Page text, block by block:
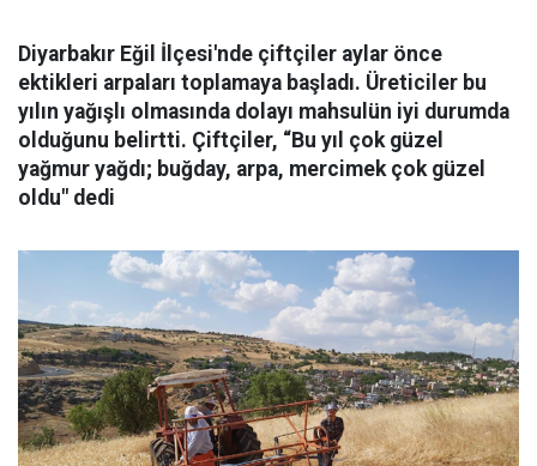
Diyarbakır Eğil İlçesi'nde çiftçiler aylar önce
ektikleri arpaları toplamaya başladı. Üreticiler bu
yılın yağışlı olmasında dolayı mahsulün iyi durumda
olduğunu belirtti. Çiftçiler, “Bu yıl çok güzel
yağmur yağdı; buğday, arpa, mercimek çok güzel
oldu" dedi